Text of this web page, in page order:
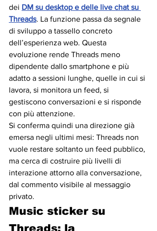
dei DM su desktop e delle live chat su
Threads. La funzione passa da segnale
di sviluppo a tassello concreto
dell’esperienza web. Questa
evoluzione rende Threads meno
dipendente dallo smartphone e più
adatto a sessioni lunghe, quelle in cui si
lavora, si monitora un feed, si
gestiscono conversazioni e si risponde
con più attenzione.
Si conferma quindi una direzione già
emersa negli ultimi mesi: Threads non
vuole restare soltanto un feed pubblico,
ma cerca di costruire più livelli di
interazione attorno alla conversazione,
dal commento visibile al messaggio
privato.
Music sticker su
Threads: la